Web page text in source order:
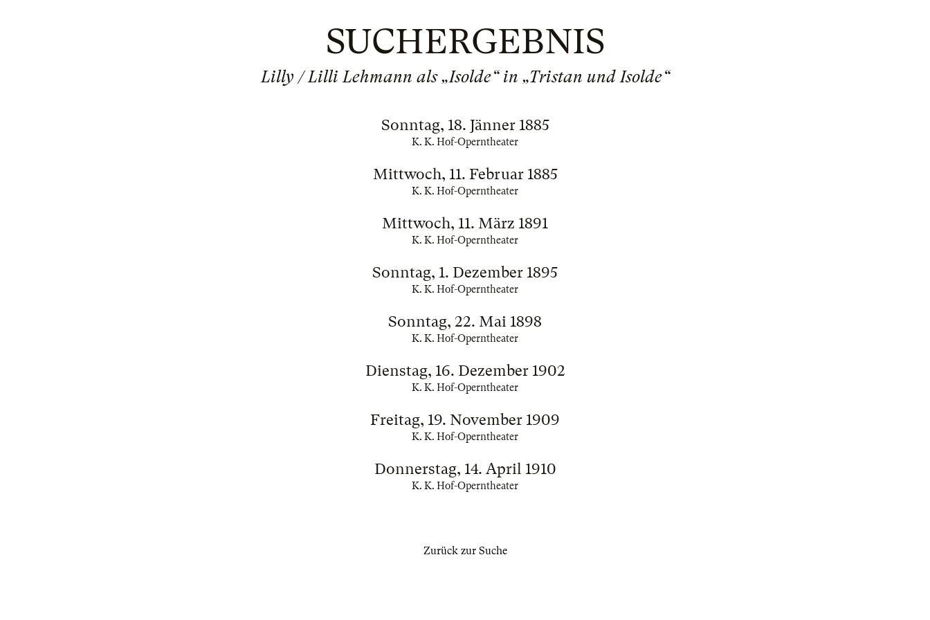
SUCHERGEBNIS
Lilly / Lilli Lehmann als „Isolde“ in „Tristan und Isolde“
Sonntag, 18. Jänner 1885
K. K. Hof-Operntheater
Mittwoch, 11. Februar 1885
K. K. Hof-Operntheater
Mittwoch, 11. März 1891
K. K. Hof-Operntheater
Sonntag, 1. Dezember 1895
K. K. Hof-Operntheater
Sonntag, 22. Mai 1898
K. K. Hof-Operntheater
Dienstag, 16. Dezember 1902
K. K. Hof-Operntheater
Freitag, 19. November 1909
K. K. Hof-Operntheater
Donnerstag, 14. April 1910
K. K. Hof-Operntheater
Zurück zur Suche